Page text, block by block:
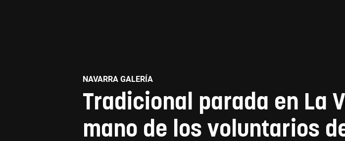
NAVARRA GALERÍA
Tradicional parada en La
mano de los voluntarios